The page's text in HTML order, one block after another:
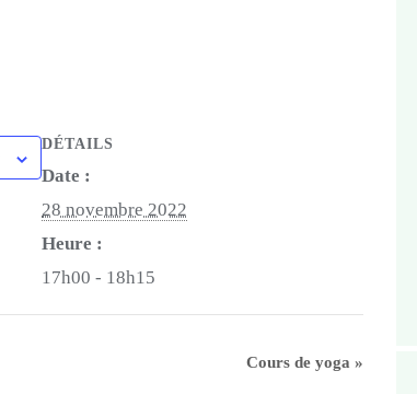
DÉTAILS
Date :
28 novembre 2022
Heure :
17h00 - 18h15
Cours de yoga »